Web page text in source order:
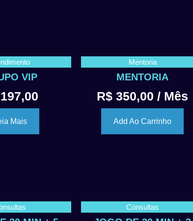
VIP
197,00
Mais
Mentoria
MENTORIA
R$ 350,00 / Mês
Add Ao Carrinho
Consultas